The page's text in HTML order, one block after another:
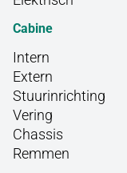
Cabine
Intern
Extern
Stuurinrichting
Vering
Chassis
Remmen